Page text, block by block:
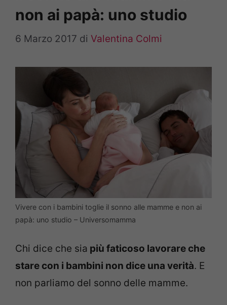
non ai papà: uno studio
6 Marzo 2017 di Valentina Colmi
Vivere con i bambini toglie il sonno alle mamme e non ai
papà: uno studio – Universomamma
Chi dice che sia più faticoso lavorare che
stare con i bambini non dice una verità. E
non parliamo del sonno delle mamme.